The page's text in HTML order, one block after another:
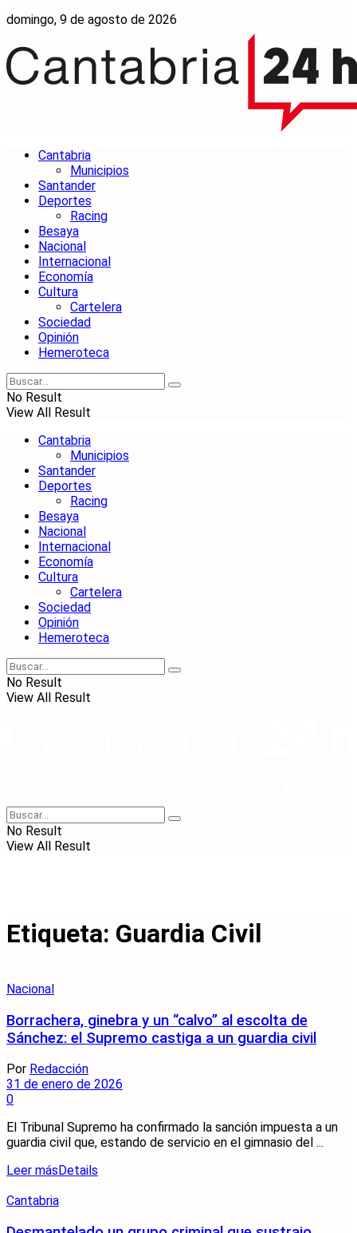
domingo, 9 de agosto de 2026
Cantabria
Municipios
Santander
Deportes
Racing
Besaya
Nacional
Internacional
Economía
Cultura
Cartelera
Sociedad
Opinión
Hemeroteca
No Result
View All Result
Cantabria
Municipios
Santander
Deportes
Racing
Besaya
Nacional
Internacional
Economía
Cultura
Cartelera
Sociedad
Opinión
Hemeroteca
No Result
View All Result
No Result
View All Result
Etiqueta: Guardia Civil
Nacional
Borrachera, ginebra y un “calvo” al escolta de
Sánchez: el Supremo castiga a un guardia civil
Por Redacción
31 de enero de 2026
0
El Tribunal Supremo ha confirmado la sanción impuesta a un
guardia civil que, estando de servicio en el gimnasio del ...
Leer más Details
Cantabria